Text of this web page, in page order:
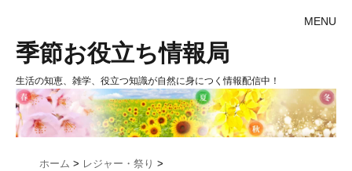
MENU
季節お役立ち情報局
生活の知恵、雑学、役立つ知識が自然に身につく情報配信中！
ホーム > レジャー・祭り >